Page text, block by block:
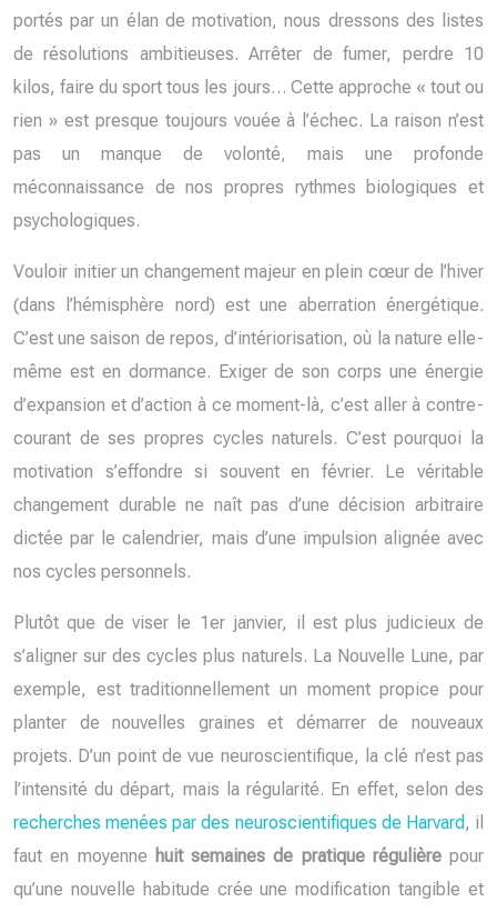
portés par un élan de motivation, nous dressons des listes
de résolutions ambitieuses. Arrêter de fumer, perdre 10
kilos, faire du sport tous les jours… Cette approche « tout ou
rien » est presque toujours vouée à l’échec. La raison n’est
pas un manque de volonté, mais une profonde
méconnaissance de nos propres rythmes biologiques et
psychologiques.
Vouloir initier un changement majeur en plein cœur de l’hiver
(dans l’hémisphère nord) est une aberration énergétique.
C’est une saison de repos, d’intériorisation, où la nature elle-
même est en dormance. Exiger de son corps une énergie
d’expansion et d’action à ce moment-là, c’est aller à contre-
courant de ses propres cycles naturels. C’est pourquoi la
motivation s’effondre si souvent en février. Le véritable
changement durable ne naît pas d’une décision arbitraire
dictée par le calendrier, mais d’une impulsion alignée avec
nos cycles personnels.
Plutôt que de viser le 1er janvier, il est plus judicieux de
s’aligner sur des cycles plus naturels. La Nouvelle Lune, par
exemple, est traditionnellement un moment propice pour
planter de nouvelles graines et démarrer de nouveaux
projets. D’un point de vue neuroscientifique, la clé n’est pas
l’intensité du départ, mais la régularité. En effet, selon des
recherches menées par des neuroscientifiques de Harvard, il
faut en moyenne huit semaines de pratique régulièrepour
qu’une nouvelle habitude crée une modification tangible et